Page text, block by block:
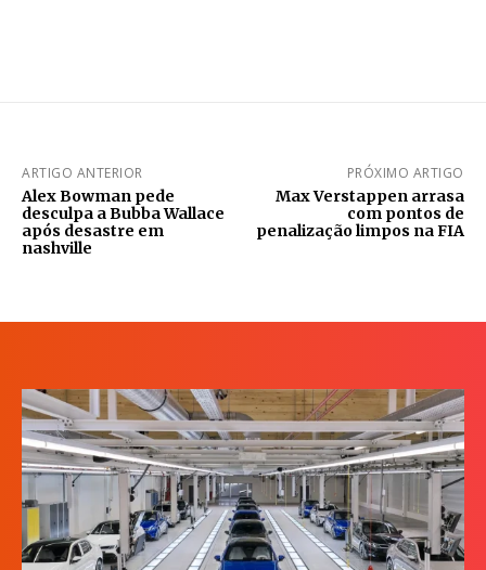
ARTIGO ANTERIOR
Alex Bowman pede
desculpa a Bubba Wallace
após desastre em
nashville
PRÓXIMO ARTIGO
Max Verstappen arrasa
com pontos de
penalização limpos na FIA